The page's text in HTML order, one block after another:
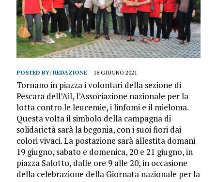
POSTED BY: REDAZIONE 18 GIUGNO 2021
Tornano in piazza i volontari della sezione di
Pescara dell’Ail, l’Associazione nazionale per la
lotta contro le leucemie, i linfomi e il mieloma.
Questa volta il simbolo della campagna di
solidarietà sarà la begonia, con i suoi fiori dai
colori vivaci. La postazione sarà allestita domani
19 giugno, sabato e domenica, 20 e 21 giugno, in
piazza Salotto, dalle ore 9 alle 20, in occasione
della celebrazione della Giornata nazionale per la